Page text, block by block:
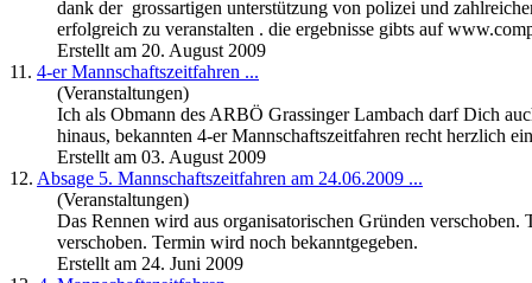
dank der grossartigen unterstützung von polizei und
erfolgreich zu veranstalten . die ergebnisse gibts auf
Erstellt am 20. August 2009
11. 4-erMannschaftszeitfahren ...
(Veranstaltungen)
Ich als Obmann des ARBÖ Grassinger Lambach darf Dich
hinaus, bekannten 4-erMannschaftszeitfahren recht herzlich
Erstellt am 03. August 2009
12. Absage 5. Mannschaftszeitfahren am 24.06.2009 ...
(Veranstaltungen)
Das Rennen wird aus organisatorischen Gründen
verschoben. Termin wird noch bekanntgegeben.
Erstellt am 24. Juni 2009